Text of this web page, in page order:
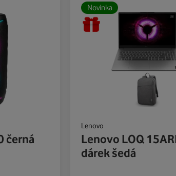
černá
Novinka
Lenovo
Lenovo LOQ
dárek šedá